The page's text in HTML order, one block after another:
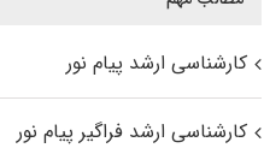
کارشناسی ارشد پیام نور
کارشناسی ارشد فراگیر پیام نور